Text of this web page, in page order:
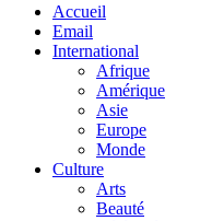
Accueil
Email
International
Afrique
Amérique
Asie
Europe
Monde
Culture
Arts
Beauté